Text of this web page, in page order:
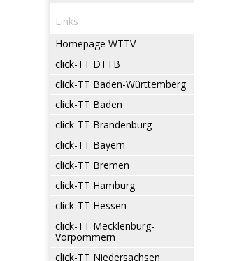
Links
Homepage WTTV
click-TT DTTB
click-TT Baden-Württemberg
click-TT Baden
click-TT Brandenburg
click-TT Bayern
click-TT Bremen
click-TT Hamburg
click-TT Hessen
click-TT Mecklenburg-
Vorpommern
click-TT Niedersachsen